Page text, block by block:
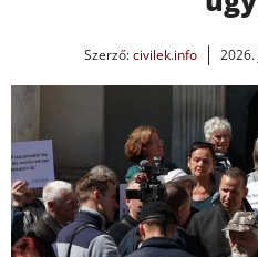
Szerző:civilek.info